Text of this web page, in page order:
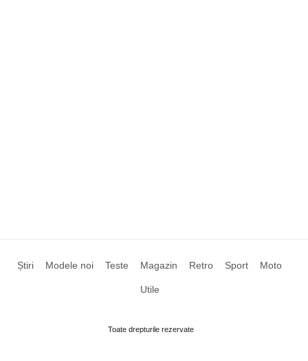
Știri Modele noi Teste Magazin Retro Sport Moto
Utile
Toate drepturile rezervate